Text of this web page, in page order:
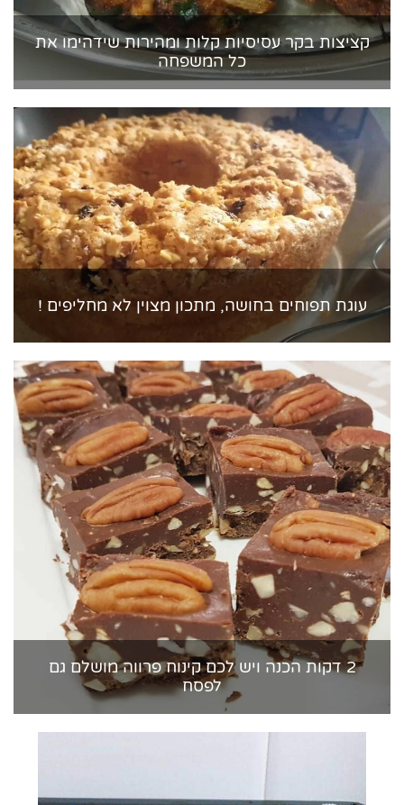
קציצות בקר עסיסיות קלות ומהירות שידהימו את
כל המשפחה
עוגת תפוחים בחושה, מתכון מצוין לא מחליפים !
2 דקות הכנה ויש לכם קינוח פרווה מושלם גם
לפסח